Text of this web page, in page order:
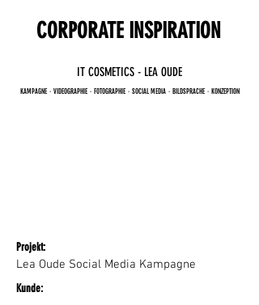
CORPORATE INSPIRATION
IT COSMETICS - LEA OUDE
KAMPAGNE・VIDEOGRAPHIE・FOTOGRAPHIE・SOCIAL MEDIA・BILDSPRACHE・KONZEPTION
Projekt: ​​
Lea Oude Social Media Kampagne
Kunde: ​​